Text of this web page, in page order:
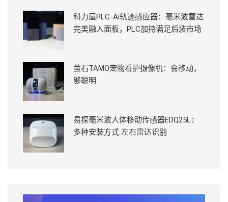
科力屋PLC-Ai轨迹感应器：毫米波雷达
完美融入面板，PLC加持满足后装市场
萤石TAMO宠物看护摄像机：会移动，
够聪明
易探毫米波人体移动传感器EDQ25L：
多种安装方式 左右雷达识别